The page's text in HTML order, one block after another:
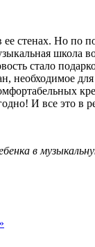
стенах. Но
школа
стало
И все это
в